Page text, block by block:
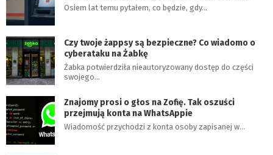
Osiem lat temu pytałem, co będzie, gdy…
Czy twoje żappsy są bezpieczne? Co wiadomo o
cyberataku na Żabkę
Żabka potwierdziła nieautoryzowany dostęp do części
swojego…
Znajomy prosi o głos na Zofię. Tak oszuści
przejmują konta na WhatsAppie
Wiadomość przychodzi z konta osoby zapisanej w…